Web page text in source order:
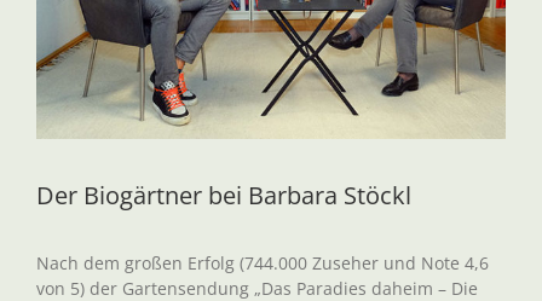
Der Biogärtner bei Barbara Stöckl
Nach dem großen Erfolg (744.000 Zuseher und Note 4,6
von 5) der Gartensendung „Das Paradies daheim – Die